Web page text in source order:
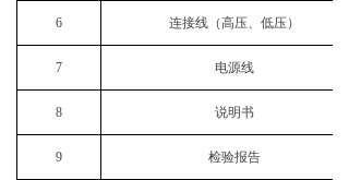
6 连接线（高压、低压）
7 电源线
8 说明书
9 检验报告